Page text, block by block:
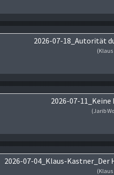
2026-07-18_Autorität
2026-07-
(Jarib
2026-07-04_Klaus-